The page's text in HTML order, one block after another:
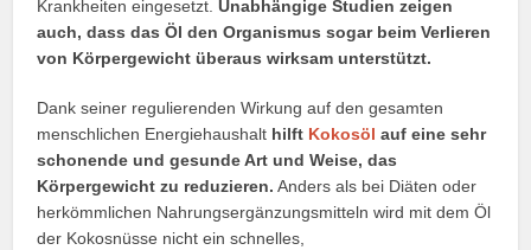
Krankheiten eingesetzt.Unabhängige Studien zeigen
auch, dass das Öl den Organismus sogar beim Verlieren
von Körpergewicht überaus wirksam unterstützt.
Dank seiner regulierenden Wirkung auf den gesamten
menschlichen Energiehaushalt hilft Kokosöl auf eine sehr
schonende und gesunde Art und Weise, das
Körpergewicht zu reduzieren. Anders als bei Diäten oder
herkömmlichen Nahrungsergänzungsmitteln wird mit dem Öl
der Kokosnüsse nicht ein schnelles,